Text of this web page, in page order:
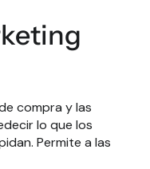
compra y las
lo que los
Permite a las